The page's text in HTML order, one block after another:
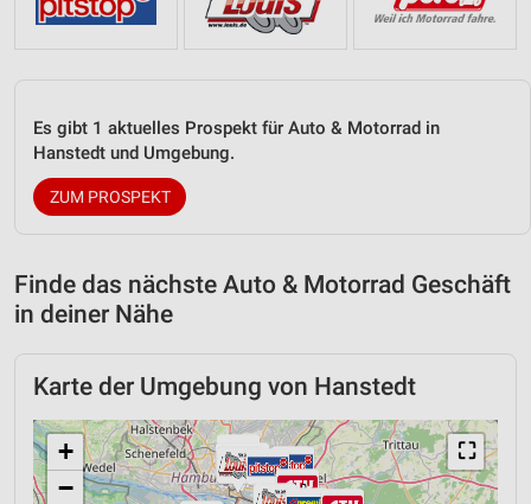
Es gibt 1 aktuelles Prospekt für Auto & Motorrad in
Hanstedt und Umgebung.
ZUM PROSPEKT
Finde das nächste Auto & Motorrad Geschäft
in deiner Nähe
Karte der Umgebung von Hanstedt
⛶
+
−